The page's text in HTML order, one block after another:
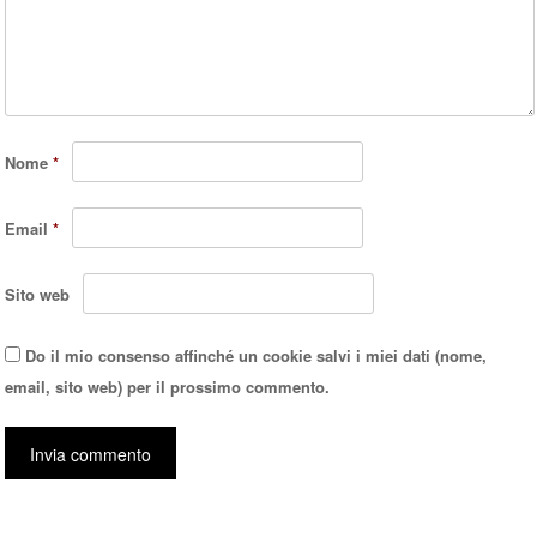
Nome*
Email*
Sito web
Do il mio consenso affinché un cookie salvi i miei dati (nome,
email, sito web) per il prossimo commento.